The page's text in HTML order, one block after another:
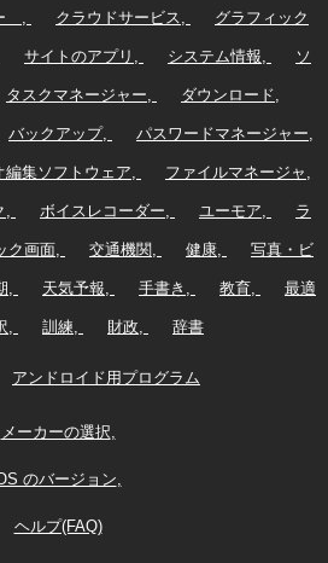
クラウドサービス グラフィック
サイトのアプリ システム情報 ソ
タスクマネージャー ダウンロード
バックアップ パスワードマネージャー
編集ソフトウェア ファイルマネージャ
ボイスレコーダー ユーモア ラ
ク画面 交通機関 健康 写真・ビ
天気予報 手書き 教育 最適
訓練 財政 辞書
アンドロイド用プログラム
メーカーの選択
のバージョン
ヘルプ(FAQ)